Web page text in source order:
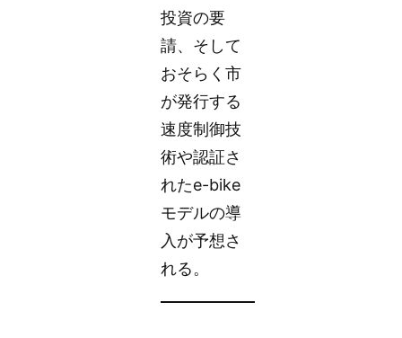
投資の要
請、そして
おそらく市
が発行する
速度制御技
術や認証さ
れたe-bike
モデルの導
入が予想さ
れる。